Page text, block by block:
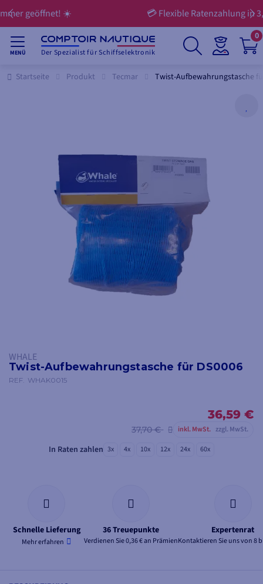
💳 Flexible Ratenzahlung in 3, 4, 10 oder 12 Raten
MENÜ Der Spezialist für Schiffselektronik
0
Startseite Produkt Tecmar Twist-Aufbewahrungstasche
WHALE
Twist-Aufbewahrungstasche für DS0006
REF. WHAK0015
36,59 €
37,70 € inkl. MwSt. zzgl. MwSt.
In Raten zahlen 3x 4x 10x 12x 24x 60x
Schnelle Lieferung
Mehr erfahren
36 Treuepunkte
Verdienen Sie 0,36 € an Prämien
Expertenrat
Kontaktieren Sie uns von 8